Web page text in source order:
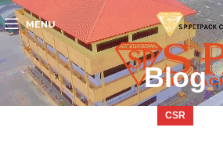
MENU
Blog
CSR